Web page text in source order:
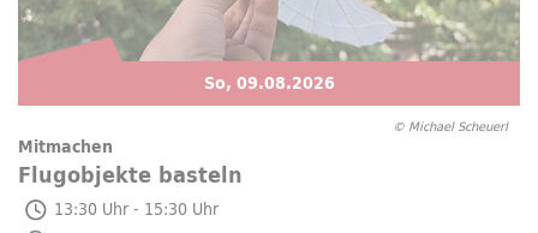
© Michael Scheuerl
So, 09.08.2026
Mitmachen
Flugobjekte basteln
So, 09.08.2026
13:30 Uhr - 15:30 Uhr